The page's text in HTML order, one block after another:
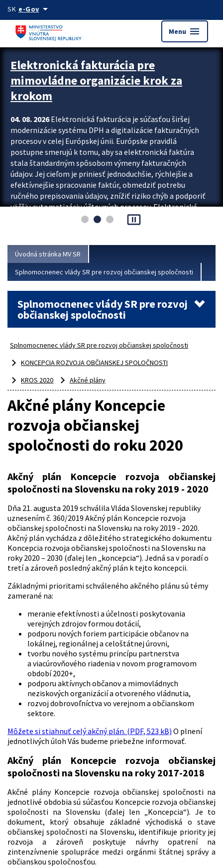
Preskocit na hlavný obsah
SK e-Govarrow_drop_down
Menu menu
Zastavit automatický posun upútavok
Elektronická fakturácia pre
mimovládne organizácie krok za
krokom
04. 08. 2026Elektronická fakturácia je súčasťou širšej
modernizácie systému DPH a digitalizácie fakturačných
procesov v celej Európskej únii. Európske pravidlá
postupne smerujú k tomu, aby sa elektronická faktúra
stala štandardným spôsobom výmeny fakturačných
údajov. Jej cieľom je priniesť jednoduchšie, rýchlejšie a
efektívnejšie spracovanie faktúr, obmedziť potrebu
ručného prepisovania údajov, znížiť riziko chýb a podporiť
väčšiu automatizáciu účtovných procesov. Elektronická
fakturácia preto nepredstavuje...
pause_presentation
Úvodná stránka MV SR
Splnomocnenec vlády SR pre rozvoj občianskej spoločnosti
Splnomocnenec vlády SR pre rozvoj
občianskej spoločnosti
Splnomocnenec vlády SR pre rozvoj občianskej spoločnosti
KONCEPCIA ROZVOJA OBČIANSKEJ SPOLOČNOSTI
KROS 2020
Akčné plány
Akčné plány Koncepcie
rozvoja občianskej
spoločnosti do roku 2020
Akčný plán Koncepcie rozvoja občianskej
spoločnosti na Slovensku na roky 2019 - 2020
Dňa 21. augusta 2019 schválila Vláda Slovenskej republiky
uznesením č. 360/2019 Akčný plán Koncepcie rozvoja
občianskej spoločnosti na Slovensku na roky 2019 - 2020.
Akčný plán vychádza z dôležitého strategického dokumentu
Koncepcia rozvoja občianskej spoločnosti na Slovensku na
roky 2020 – 2030 (ďalej len „koncepcia“). Jedná sa v poradí o
tretí a zároveň posledný akčný plán k tejto koncepcii.
Základnými prioritami schváleného akčného plánu sú témy
zamerané na:
meranie efektívnosti a účelnosti poskytovania
verejných zdrojov formou dotácií,
podporu nových foriem participácie občanov na
lokálnej, regionálnej a celoštátnej úrovni,
tvorbu nového systému princípu partnerstva
a viacúrovňového riadenia v novom programovom
období 2020+,
podporu aktívnych občanov a mimovládnych
neziskových organizácií a otvoreného vládnutia,
rozvoj dobrovoľníctva vo verejnom a občianskom
sektore.
Môžete si stiahnuť celý akčný plán. (PDF, 523 kB) O plnení
jednotlivých úloh Vás budeme priebežne informovať.
Akčný plán Koncepcie rozvoja občianskej
spoločnosti na Slovensku na roky 2017-2018
Akčné plány Koncepcie rozvoja občianskej spoločnosti na
jednotlivé obdobia sú súčasťou Koncepcie rozvoja občianskej
spoločnosti na Slovensku (ďalej len „Koncepcia“). Je to
dokument, ktorý obsahuje základné východiská o stave
občianskej spoločnosti na Slovensku, identifikuje priority jej
rozvoja a zároveň poskytuje návrhy opatrení na
zintenzívnenie spolupráce medzi orgánmi štátnej správy a
občianskou spoločnosťou.